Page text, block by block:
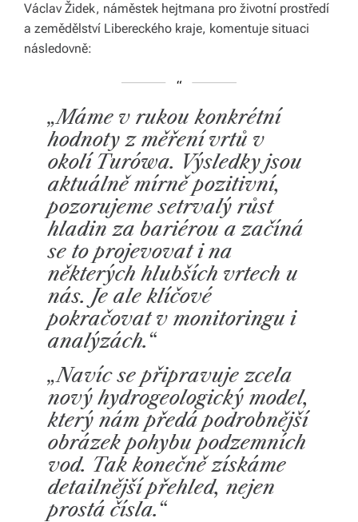
Václav Židek, náměstek hejtmana pro životní prostředí
a zemědělství Libereckého kraje, komentuje situaci
následovně:
„Máme v rukou konkrétní
hodnoty z měření vrtů v
okolí Turówa. Výsledky jsou
aktuálně mírně pozitivní,
pozorujeme setrvalý růst
hladin za bariérou a začíná
se to projevovat i na
některých hlubších vrtech u
nás. Je ale klíčové
pokračovat v monitoringu i
analýzách.“
„Navíc se připravuje zcela
nový hydrogeologický model,
který nám předá podrobnější
obrázek pohybu podzemních
vod. Tak konečně získáme
detailnější přehled, nejen
prostá čísla.“